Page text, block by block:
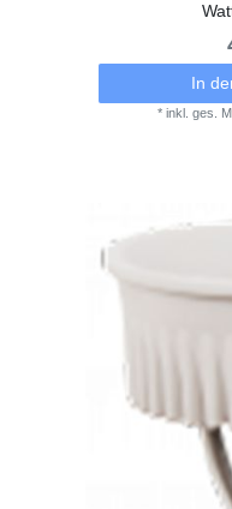
In
*inkl. ges.